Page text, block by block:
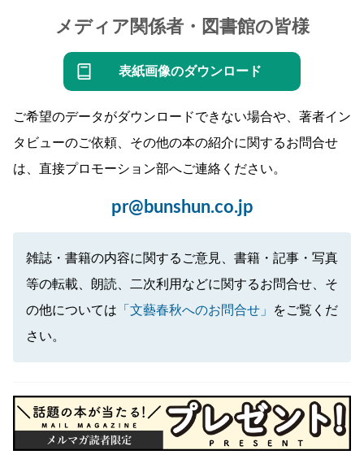
メディア関係者・図書館の皆様
表紙画像のダウンロード
ご希望のデータがダウンロードできない場合や、著者イン
タビューのご依頼、その他の本の紹介に関するお問合せ
は、直接プロモーション部へご連絡ください。
pr@bunshun.co.jp
雑誌・書籍の内容に関するご意見、書籍・記事・写真
等の転載、朗読、二次利用などに関するお問合せ、そ
の他については 「文藝春秋へのお問合せ」
をご覧くだ
さい。